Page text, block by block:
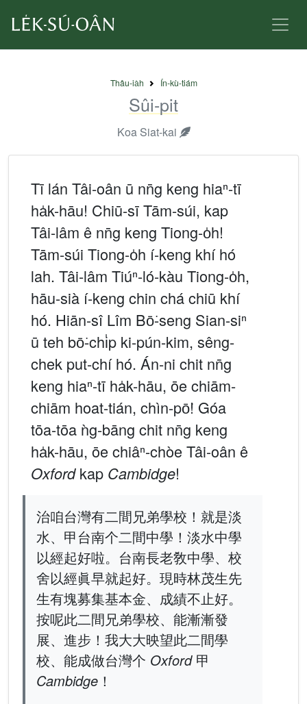
Thâu-ia̍h Ín-kù-tiám
Sûi-pit
Koa Siat-kai
Tī lán Tâi-oân ū nn̄g keng hiaⁿ-tī
ha̍k-hāu! Chiū-sī Tām-súi, kap
Tâi-lâm ê nn̄g keng Tiong-o̍h!
Tām-súi Tiong-o̍h í-keng khí hó
lah. Tâi-lâm Tiúⁿ-ló-kàu Tiong-o̍h,
hāu-sià í-keng chin chá chiū khí
hó. Hiān-sî Lîm Bō͘-seng Sian-siⁿ
ū teh bō͘-chi̍p ki-pún-kim, sêng-
chek put-chí hó. Án-ni chit nn̄g
keng hiaⁿ-tī ha̍k-hāu, ōe chiām-
chiām hoat-tián, chìn-pō͘! Góa
tōa-tōa ǹg-bāng chit nn̄g keng
ha̍k-hāu, ōe chiâⁿ-chòe Tâi-oân ê
Oxfordkap Cambidge!
治咱台灣有二間兄弟學校！就是淡
水、甲台南个二間中學！淡水中學
以經起好啦。台南長老敎中學、校
舍以經眞早就起好。現時林茂生先
生有塊募集基本金、成績不止好。
按呢此二間兄弟學校、能漸漸發
展、進步！我大大映望此二間學
校、能成做台灣个 Oxford甲
Cambidge ！